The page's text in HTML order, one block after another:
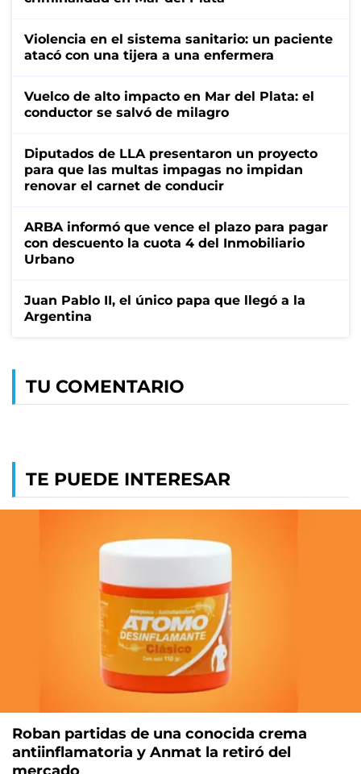
Violencia en el sistema sanitario: un paciente
atacó con una tijera a una enfermera
Vuelco de alto impacto en Mar del Plata: el
conductor se salvó de milagro
Diputados de LLA presentaron un proyecto
para que las multas impagas no impidan
renovar el carnet de conducir
ARBA informó que vence el plazo para pagar
con descuento la cuota 4 del Inmobiliario
Urbano
Juan Pablo II, el único papa que llegó a la
Argentina
TU COMENTARIO
TE PUEDE INTERESAR
Roban partidas de una conocida crema
antiinflamatoria y Anmat la retiró del